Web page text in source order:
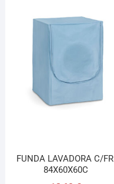
FUNDA LAVADORA C/
84X60X60C
Cuéntame qué
aunque no sepas el